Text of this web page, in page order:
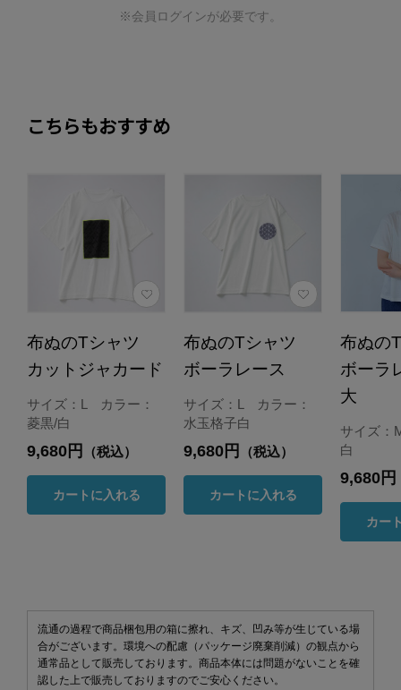
※会員ログインが必要です。
こちらもおすすめ
布ぬのTシャツ
カットジャカード
サイズ：L カラー：
菱黒/白
9,680円 （税込）
カートに入れる
布ぬのTシャツ
ボーラレース
サイズ：L カラー：
水玉格子白
9,680円 （税込）
カートに入れる
布ぬ
ボーラ
大
サイズ
白
9,680円
カー
流通の過程で商品梱包用の箱に擦れ、キズ、凹み等が生じている場
合がございます。環境への配慮（パッケージ廃棄削減）の観点から
通常品として販売しております。商品本体には問題がないことを確
認した上で販売しておりますのでご安心ください。